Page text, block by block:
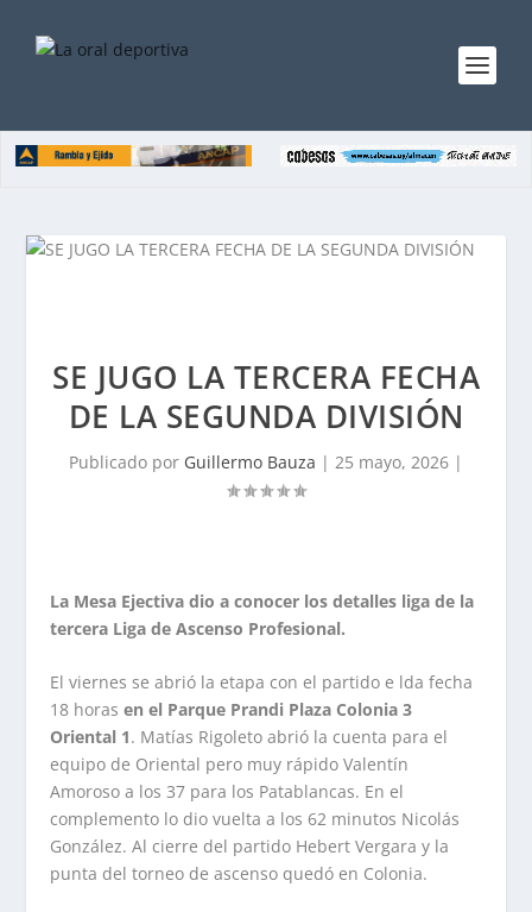
SE JUGO LA TERCERA FECHA
DE LA SEGUNDA DIVISIÓN
Publicado por Guillermo Bauza | 25 mayo, 2026 |
La Mesa Ejectiva dio a conocer los detalles liga de la
tercera Liga de Ascenso Profesional.
El viernes se abrió la etapa con el partido e lda fecha
18 horasen el Parque Prandi Plaza Colonia 3
Oriental 1. Matías Rigoleto abrió la cuenta para el
equipo de Oriental pero muy rápido Valentín
Amoroso a los 37 para los Patablancas. En el
complemento lo dio vuelta a los 62 minutos Nicolás
González. Al cierre del partido Hebert Vergara y la
punta del torneo de ascenso quedó en Colonia.